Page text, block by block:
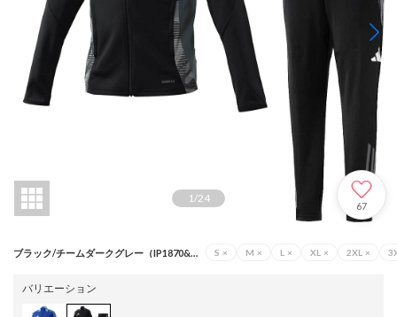
1/24
67
ブラック/チームダークグレー（IP1870&KNS60 IP1878） S × M × L × XL × 2XL ×
バリエーション